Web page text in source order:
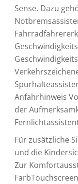
Sense. Dazu
Anfahrhinweis
der
Für zusätzliche
und die
Zur